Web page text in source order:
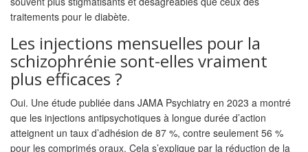
traitements pour le diabète.
Les injections mensuelles pour la
schizophrénie sont-elles vraiment
plus efficaces ?
Oui. Une étude publiée dans JAMA Psychiatry en 2023 a montré
que les injections antipsychotiques à longue durée d’action
atteignent un taux d’adhésion de 87 %, contre seulement 56 %
pour les comprimés oraux. Cela s’explique par la réduction de la